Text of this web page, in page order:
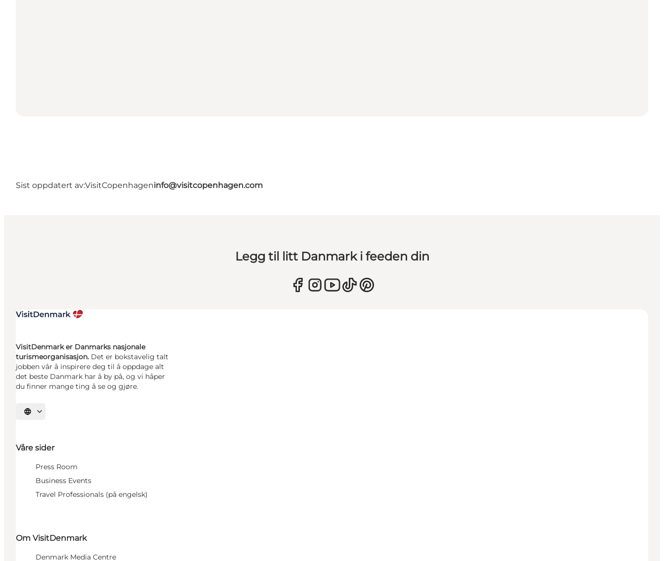
Sist oppdatert av:VisitCopenhageninfo@visitcopenhagen.com
Legg til litt Danmark i feeden din
VisitDenmark er Danmarks nasjonale
turismeorganisasjon. Det er bokstavelig talt
jobben vår å inspirere deg til å oppdage alt
det beste Danmark har å by på, og vi håper
du finner mange ting å se og gjøre.
Velg språk
Våre sider
Press Room
Business Events
Travel Professionals (på engelsk)
Om VisitDenmark
Denmark Media Centre